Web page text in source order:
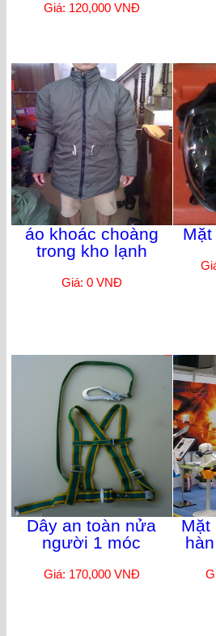
Giá: 120,000 VNĐ
áo khoác choàng
trong kho lạnh
Giá: 0 VNĐ
Dây an toàn nửa
người 1 móc
Giá: 170,000 VNĐ
Mặt